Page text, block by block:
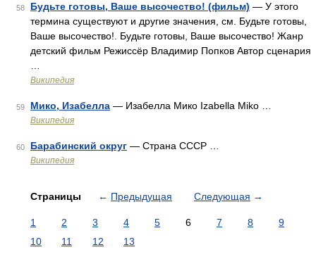
58 Будьте готовы, Ваше высочество! (фильм) — У этого
термина существуют и другие значения, см. Будьте готовы,
Ваше высочество!. Будьте готовы, Ваше высочество! Жанр
детский фильм Режиссёр Владимир Попков Автор сценария
Википедия
59 Мико, Изабелла — Изабелла Мико Izabella Miko …
Википедия
60 Барабинский округ — Страна СССР …
Википедия
Страницы ← Предыдущая Следующая →
1 2 3 4 5 6 7 8
9
10
11 12 13